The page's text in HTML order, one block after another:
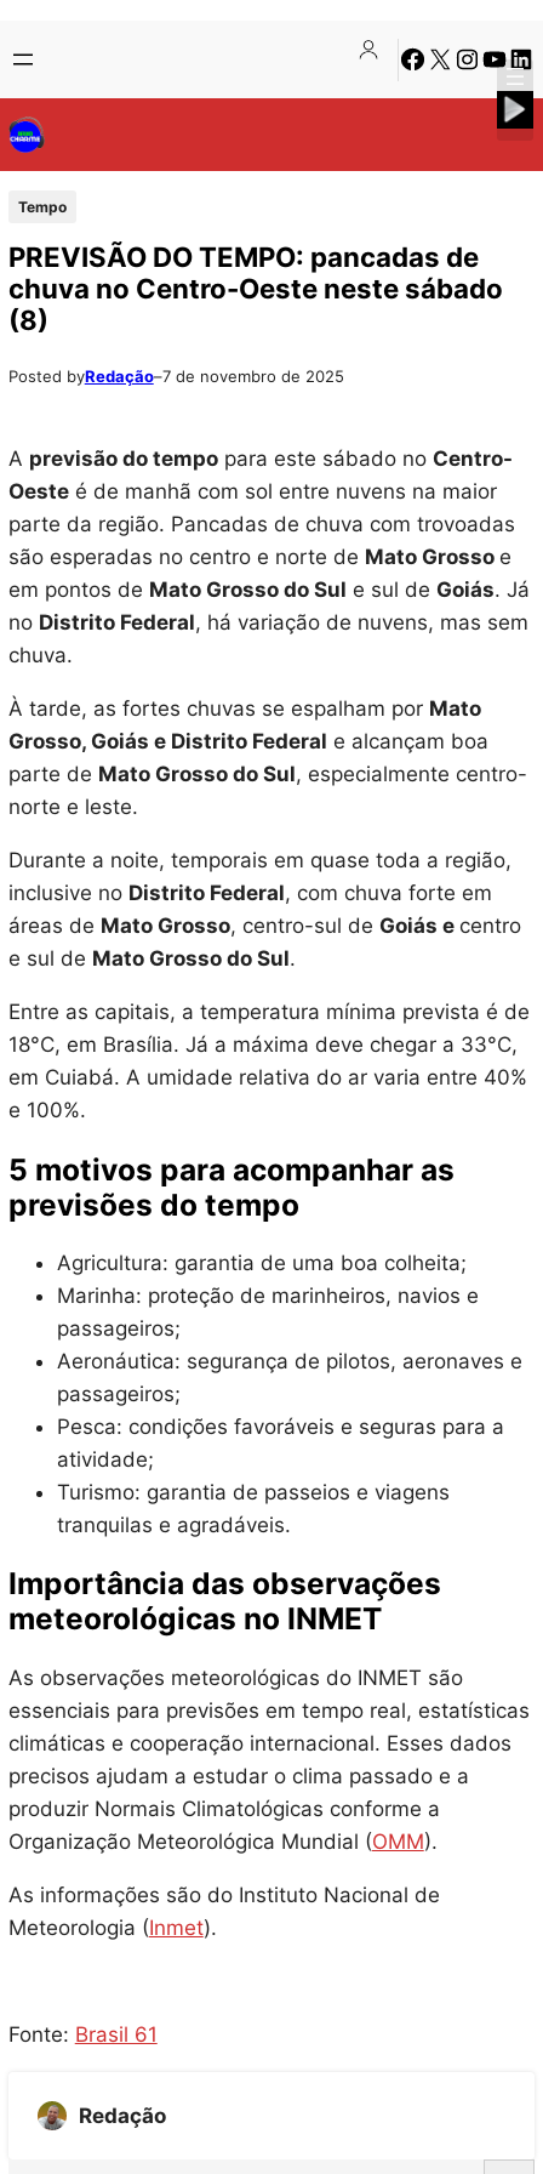
para
o
conteúdo
to
content
Facebook
X Instagram
Tempo
PREVISÃO DO TEMPO: pancadas de
chuva no Centro-Oeste neste sábado
(8)
Posted byRedação–7 de novembro de 2025
A previsão do tempopara este sábado no Centro-
Oesteé de manhã com sol entre nuvens na maior
parte da região. Pancadas de chuva com trovoadas
são esperadas no centro e norte de Mato Grosso e
em pontos de Mato Grosso do Sul e sul de Goiás. Já
no Distrito Federal, há variação de nuvens, mas sem
chuva.
À tarde, as fortes chuvas se espalham por Mato
Grosso, Goiás e Distrito Federal e alcançam boa
parte de Mato Grosso do Sul, especialmente centro-
norte e leste.
Durante a noite, temporais em quase toda a região,
inclusive no Distrito Federal, com chuva forte em
áreas de Mato Grosso, centro-sul de Goiás e centro
e sul de Mato Grosso do Sul.
Entre as capitais, a temperatura mínima prevista é de
18°C, em Brasília. Já a máxima deve chegar a 33°C,
em Cuiabá. A umidade relativa do ar varia entre 40%
e 100%.
5 motivos para acompanhar as
previsões do tempo
Agricultura: garantia de uma boa colheita;
Marinha: proteção de marinheiros, navios e
passageiros;
Aeronáutica: segurança de pilotos, aeronaves e
passageiros;
Pesca: condições favoráveis e seguras para a
atividade;
Turismo: garantia de passeios e viagens
tranquilas e agradáveis.
Importância das observações
meteorológicas no INMET
As observações meteorológicas do INMET são
essenciais para previsões em tempo real, estatísticas
climáticas e cooperação internacional. Esses dados
precisos ajudam a estudar o clima passado e a
produzir Normais Climatológicas conforme a
Organização Meteorológica Mundial (OMM).
As informações são do Instituto Nacional de
Meteorologia (Inmet).
Fonte: Brasil 61
Redação